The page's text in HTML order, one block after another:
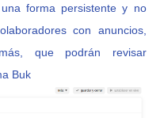
forma persistente y no
con anuncios,
que podrán revisar
Buk